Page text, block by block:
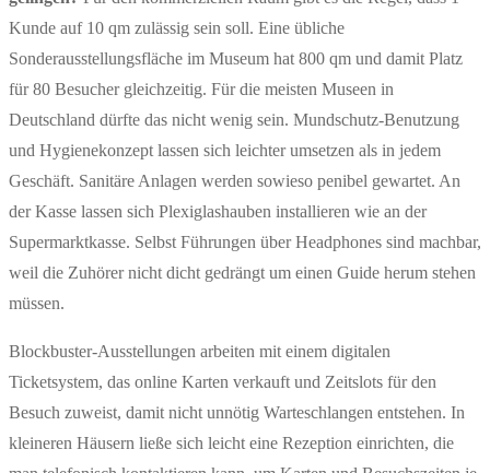
Kunde auf 10 qm zulässig sein soll. Eine übliche
Sonderausstellungsfläche im Museum hat 800 qm und damit Platz
für 80 Besucher gleichzeitig. Für die meisten Museen in
Deutschland dürfte das nicht wenig sein. Mundschutz-Benutzung
und Hygienekonzept lassen sich leichter umsetzen als in jedem
Geschäft. Sanitäre Anlagen werden sowieso penibel gewartet. An
der Kasse lassen sich Plexiglashauben installieren wie an der
Supermarktkasse. Selbst Führungen über Headphones sind machbar,
weil die Zuhörer nicht dicht gedrängt um einen Guide herum stehen
müssen.
Blockbuster-Ausstellungen arbeiten mit einem digitalen
Ticketsystem, das online Karten verkauft und Zeitslots für den
Besuch zuweist, damit nicht unnötig Warteschlangen entstehen. In
kleineren Häusern ließe sich leicht eine Rezeption einrichten, die